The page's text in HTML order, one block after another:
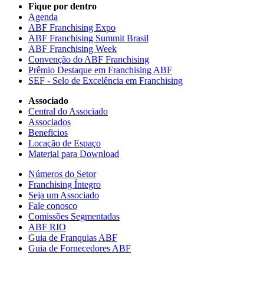
Fique por dentro
Agenda
ABF Franchising Expo
ABF Franchising Summit Brasil
ABF Franchising Week
Convenção do ABF Franchising
Prêmio Destaque em Franchising ABF
SEF - Selo de Excelência em Franchising
Associado
Central do Associado
Associados
Beneficios
Locação de Espaço
Material para Download
Números do Setor
Franchising Íntegro
Seja um Associado
Fale conosco
Comissões Segmentadas
ABF RIO
Guia de Franquias ABF
Guia de Fornecedores ABF